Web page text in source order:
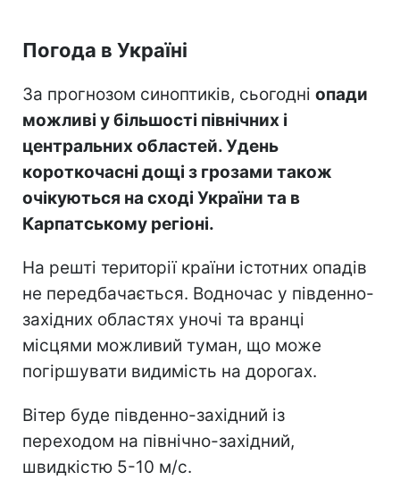
Погода в Україні
За прогнозом синоптиків, сьогодні опади
можливі у більшості північних і
центральних областей. Удень
короткочасні дощі з грозами також
очікуються на сході України та в
Карпатському регіоні.
На решті території країни істотних опадів
не передбачається. Водночас у південно-
західних областях уночі та вранці
місцями можливий туман, що може
погіршувати видимість на дорогах.
Вітер буде південно-західний із
переходом на північно-західний,
швидкістю 5-10 м/с.